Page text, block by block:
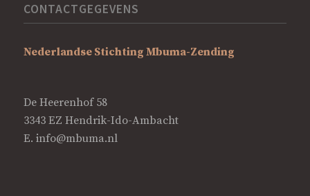
CONTACTGEGEVENS
Nederlandse Stichting Mbuma-Zending
De Heerenhof 58
3343 EZ Hendrik-Ido-Ambacht
E. info@mbuma.nl